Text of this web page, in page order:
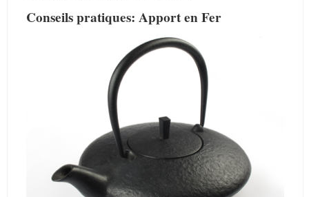
Conseils pratiques: Apport en Fer